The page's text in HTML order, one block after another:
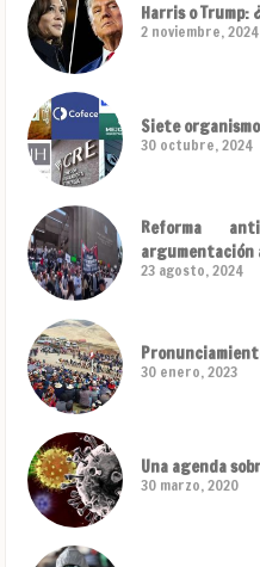
Harris o Trump:
2 noviembre, 2024
Siete
30 octubre, 2024
Reforma
23 agosto, 2024
30 enero, 2023
Una agenda
30 marzo, 2020